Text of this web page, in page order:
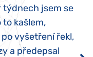
týdnech jsem se
kašlem,
vyšetření řekl,
a předepsal